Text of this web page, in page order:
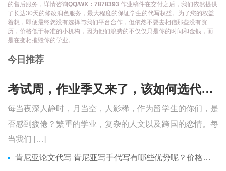
的售后服务，详情咨询QQ/WX：7878393 作业稿件在交付之后，我们依然提供
了长达30天的修改润色服务，最大程度的保证学生的代写权益。为了您的权益
着想，即便最终您没有选择与我们平台合作，但依然不要去相信那些没有资
历，价格低于标准的小机构，因为他们浪费的不仅仅只是你的时间和金钱，而
是在变相摧毁你的学业。
今日推荐
考试周，作业季又来了，该如何选代写？便宜的代写、代考会有哪些问题？
每当夜深人静时，月当空，人影稀，作为留学生的你们，是
否感到疲倦？繁重的学业，复杂的人文以及跨国的恋情。每
当我们 […]
肯尼亚论文代写 肯尼亚写手代写有哪些优势呢？价格便宜吗？